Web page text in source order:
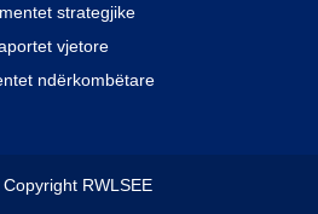
strategjike
vjetore
ndërkombëtare
RWLSEE